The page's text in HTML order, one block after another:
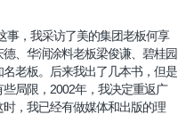
事，我采访了美的集团老板何享
、华润涂料老板梁俊谦、碧桂园
老板。后来我出了几本书，但是
局限， 2002年，我决定重返广
，我已经有做媒体和出版的理